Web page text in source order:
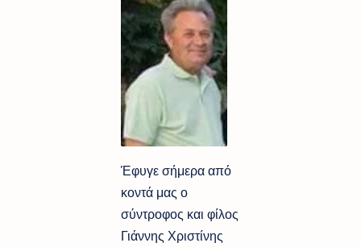
Έφυγε σήμερα από
κοντά μας ο
σύντροφος και φίλος
Γιάννης Χριστίνης